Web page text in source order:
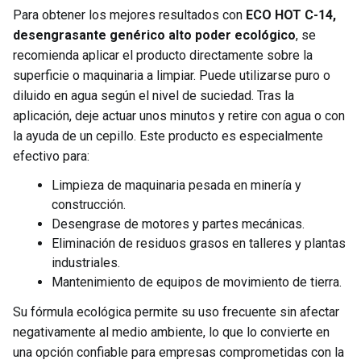
Para obtener los mejores resultados con ECO HOT C-14,
desengrasante genérico alto poder ecológico, se
recomienda aplicar el producto directamente sobre la
superficie o maquinaria a limpiar. Puede utilizarse puro o
diluido en agua según el nivel de suciedad. Tras la
aplicación, deje actuar unos minutos y retire con agua o con
la ayuda de un cepillo. Este producto es especialmente
efectivo para:
Limpieza de maquinaria pesada en minería y
construcción.
Desengrase de motores y partes mecánicas.
Eliminación de residuos grasos en talleres y plantas
industriales.
Mantenimiento de equipos de movimiento de tierra.
Su fórmula ecológica permite su uso frecuente sin afectar
negativamente al medio ambiente, lo que lo convierte en
una opción confiable para empresas comprometidas con la